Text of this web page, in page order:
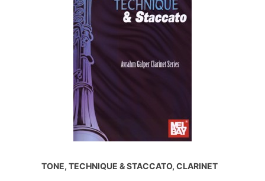
TONE, TECHNIQUE & STACCATO, CLARINET